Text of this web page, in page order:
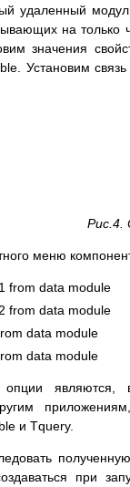
удаленный
на только
значения
Установим
Рис.4.
меню
from data module
from data module
data module
data module
являются,
и Tquery.
при